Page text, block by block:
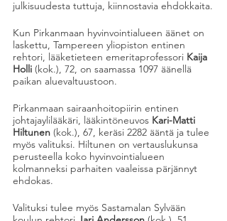
julkisuudesta tuttuja, kiinnostavia ehdokkaita.
Kun Pirkanmaan hyvinvointialueen äänet on
laskettu, Tampereen yliopiston entinen
rehtori, lääketieteen emeritaprofessori Kaija
Holli (kok.), 72, on saamassa 1097 äänellä
paikan aluevaltuustoon.
Pirkanmaan sairaanhoitopiirin entinen
johtajaylilääkäri, lääkintöneuvos Kari-Matti
Hiltunen (kok.), 67, keräsi 2282 ääntä ja tulee
myös valituksi. Hiltunen on vertauslukunsa
perusteella koko hyvinvointialueen
kolmanneksi parhaiten vaaleissa pärjännyt
ehdokas.
Valituksi tulee myös Sastamalan Sylvään